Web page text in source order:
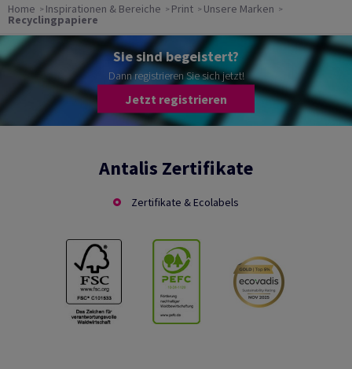
Home Inspirationen & Bereiche Print Unsere Marken
Recyclingpapiere
Sie sind begeistert?
Dann registrieren Sie sich jetzt!
Jetzt registrieren
Antalis Zertifikate
Zertifikate & Ecolabels